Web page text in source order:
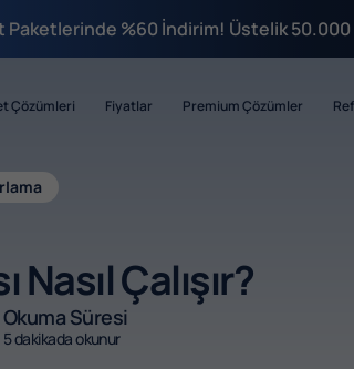
Paketlerinde %60 İndirim! Üstelik
Çözümleri Fiyatlar Premium Çözümler
Çalışır?
Okuma Süresi
5 dakikada okunur